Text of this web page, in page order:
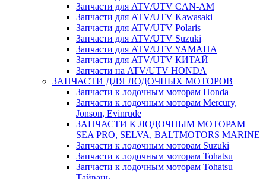
Запчасти для ATV/UTV CAN-AM
Запчасти для ATV/UTV Kawasaki
Запчасти для ATV/UTV Polaris
Запчасти для ATV/UTV Suzuki
Запчасти для ATV/UTV YAMAHA
Запчасти для ATV/UTV КИТАЙ
Запчасти на ATV/UTV HONDA
ЗАПЧАСТИ ДЛЯ ЛОДОЧНЫХ МОТОРОВ
Запчасти к лодочным моторам Honda
Запчасти к лодочным моторам Mercury,
Jonson, Evinrude
ЗАПЧАСТИ К ЛОДОЧНЫМ МОТОРАМ
SEA PRO, SELVA, BALTMOTORS MARINE
Запчасти к лодочным моторам Suzuki
Запчасти к лодочным моторам Tohatsu
Запчасти к лодочным моторам Tohatsu